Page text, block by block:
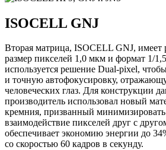
ISOCELL GNJ
Вторая матрица, ISOCELL GNJ,
размер пикселей 1,0 мкм и формат 1/
используется решение Dual-pixel,
и точную автофокусировку,
человеческих глаз. Для конструкции
производитель использовал новый
кремния, призванный минимизировать
взаимодействие пикселей друг с
обеспечивает экономию энергии до
со скоростью 60 кадров в секунду.